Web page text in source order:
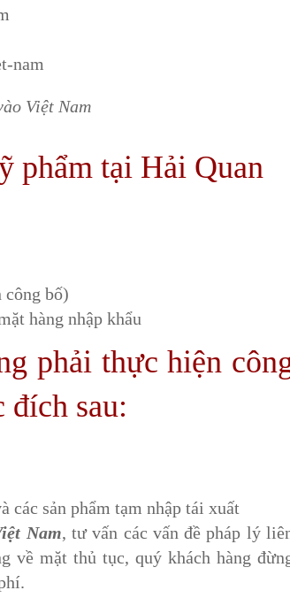
Việt Nam
phẩm tại Hải Quan
công bố)
hàng nhập khẩu
phải thực hiện
đích sau:
các sản phẩm tạm nhập tái xuất
Nam, tư vấn các vấn đề pháp lý
về mặt thủ tục, quý khách hàng